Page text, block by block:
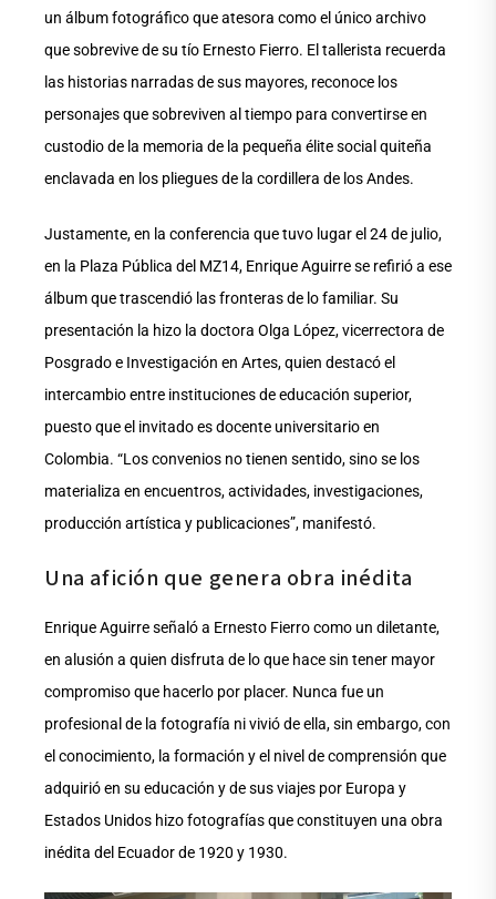
un álbum fotográfico que atesora como el único archivo
que sobrevive de su tío Ernesto Fierro. El tallerista recuerda
las historias narradas de sus mayores, reconoce los
personajes que sobreviven al tiempo para convertirse en
custodio de la memoria de la pequeña élite social quiteña
enclavada en los pliegues de la cordillera de los Andes.
Justamente, en la conferencia que tuvo lugar el 24 de julio,
en la Plaza Pública del MZ14, Enrique Aguirre se refirió a ese
álbum que trascendió las fronteras de lo familiar. Su
presentación la hizo la doctora Olga López, vicerrectora de
Posgrado e Investigación en Artes, quien destacó el
intercambio entre instituciones de educación superior,
puesto que el invitado es docente universitario en
Colombia. “Los convenios no tienen sentido, sino se los
materializa en encuentros, actividades, investigaciones,
producción artística y publicaciones”, manifestó.
Una afición que genera obra inédita
Enrique Aguirre señaló a Ernesto Fierro como un diletante,
en alusión a quien disfruta de lo que hace sin tener mayor
compromiso que hacerlo por placer. Nunca fue un
profesional de la fotografía ni vivió de ella, sin embargo, con
el conocimiento, la formación y el nivel de comprensión que
adquirió en su educación y de sus viajes por Europa y
Estados Unidos hizo fotografías que constituyen una obra
inédita del Ecuador de 1920 y 1930.